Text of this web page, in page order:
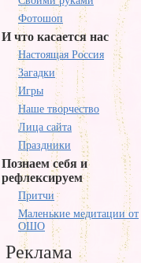
Фотошоп
И что касается нас
Настоящая Россия
Загадки
Игры
Наше творчество
Лица сайта
Праздники
Познаем себя и
рефлексируем
Притчи
Маленькие медитации от
ОШО
Реклама